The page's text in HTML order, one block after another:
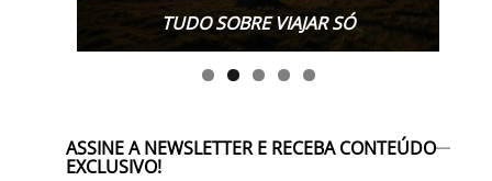
TUDO SOBRE WORK EXCHANGE
ASSINE A NEWSLETTER E RECEBA CONTEÚDO
EXCLUSIVO!